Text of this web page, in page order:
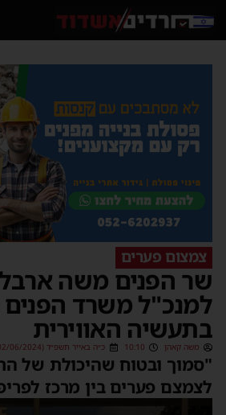
צמצום פערים
שר הפנים משה
למנכ"ל משרד הפנים
בתעשיה האווירית
משה קאהן 10:10 כ״ה באייר תשפ״ד (02/06/2024)
"סמוך ובטוח שהיכולת של
לצמצם פערים בין מרכז